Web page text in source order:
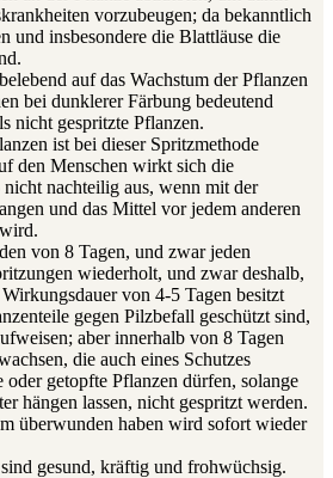
vorzubeugen; da bekanntlich
und insbesondere die Blattläuse die
auf das Wachstum der Pflanzen
bei dunklerer Färbung bedeutend
nicht gespritzte Pflanzen.
ist bei dieser Spritzmethode
den Menschen wirkt sich die
nachteilig aus, wenn mit der
und das Mittel vor jedem anderen
von 8 Tagen, und zwar jeden
wiederholt, und zwar deshalb,
von 4-5 Tagen besitzt
gegen Pilzbefall geschützt sind,
aber innerhalb von 8 Tagen
die auch eines Schutzes
getopfte Pflanzen dürfen, solange
hängen lassen, nicht gespritzt werden.
überwunden haben wird sofort wieder
gesund, kräftig und frohwüchsig.